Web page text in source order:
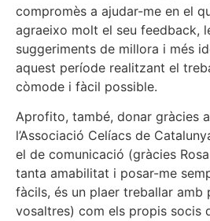
compromès a ajudar-me en el
agraeixo molt el seu feedback,
suggeriments de millora i més
aquest període realitzant el
còmode i fàcil possible.
Aprofito, també, donar gràcies
l’Associació Celíacs de
el de comunicació (gràcies
tanta amabilitat i posar-me
fàcils, és un plaer treballar amb
vosaltres) com els propis socis